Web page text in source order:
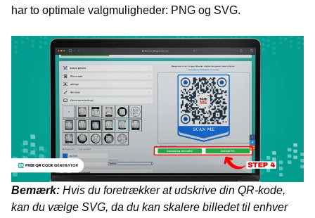
har to optimale valgmuligheder: PNG og SVG.
Bemærk: Hvis du foretrækker at udskrive din QR-kode,
kan du vælge SVG, da du kan skalere billedet til enhver